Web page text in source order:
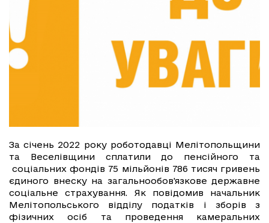
За січень 2022 року роботодавці Мелітопольщини
та Веселівщини сплатили до пенсійного та
соціальних фондів 75 мільйонів 786 тисяч гривень
єдиного внеску на загальнообов'язкове державне
соціальне страхування. Як повідомив начальник
Мелітопольського відділу податків і зборів з
фізичних осіб та проведення камеральних